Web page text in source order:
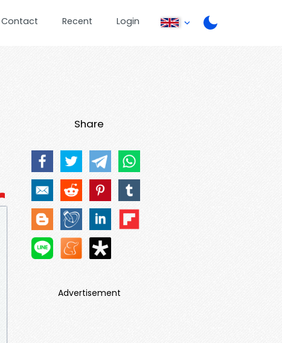
Contact Recent Login
Share
Advertisement